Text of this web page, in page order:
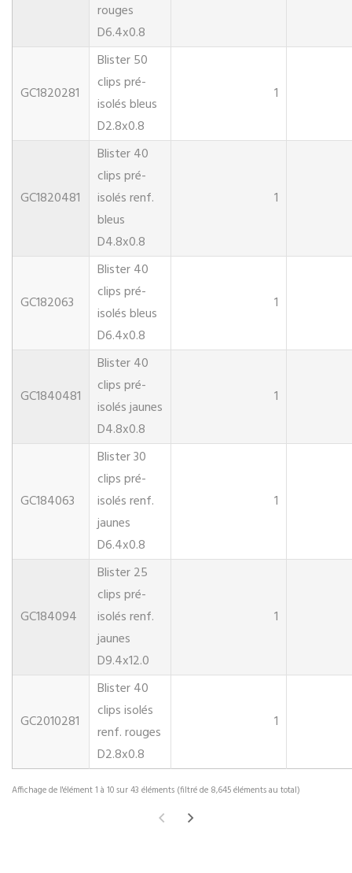
rouges
D6.4x0.8
GC1820281
Blister 50
clips pré-
isolés bleus
D2.8x0.8
1
GC1820481
Blister 40
clips pré-
isolés renf.
bleus
D4.8x0.8
1
GC182063
Blister 40
clips pré-
isolés bleus
D6.4x0.8
1
GC1840481
Blister 40
clips pré-
isolés jaunes
D4.8x0.8
1
GC184063
Blister 30
clips pré-
isolés renf.
jaunes
D6.4x0.8
1
GC184094
Blister 25
clips pré-
isolés renf.
jaunes
D9.4x12.0
1
GC2010281
Blister 40
clips isolés
renf. rouges
D2.8x0.8
1
Affichage de l'élément 1 à 10 sur 43 éléments (filtré de 8,645 éléments au total)